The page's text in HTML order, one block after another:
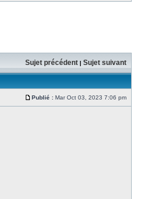
Sujet précédent | Sujet suivant
Publié : Mar Oct 03, 2023 7:06 pm